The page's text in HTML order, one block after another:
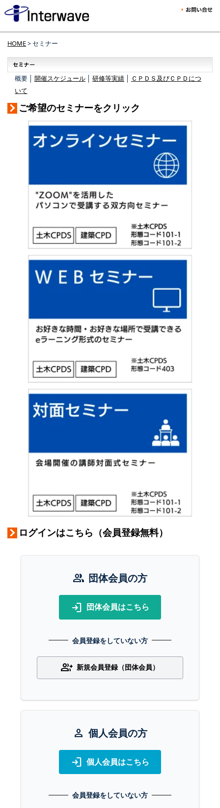
HOME> セミナー
概要 │ 開催スケジュール 研修等実績
ＣＰＤＳ及びＣＰＤにつ
いて
ご希望のセミナーをクリック
ログインはこちら（会員登録無料）
group 団体会員の方
login 団体会員はこちら
会員登録をしていない方
group_add 新規会員登録（団体会員）
person 個人会員の方
login 個人会員はこちら
会員登録をしていない方